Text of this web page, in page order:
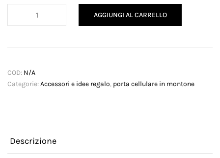
AGGIUNGI AL CARRELLO
COD: N/A
Categorie:Accessori e idee regalo, porta cellulare in montone
Descrizione